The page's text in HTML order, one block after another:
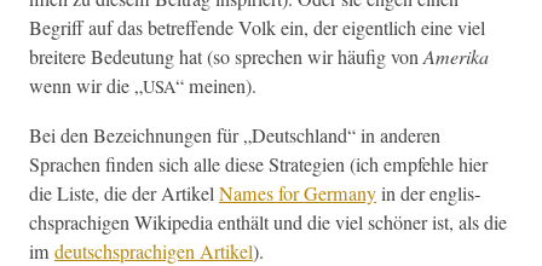
Begriff auf das betr­e­f­fende Volk ein, der eigentlich eine viel
bre­it­ere Bedeu­tung hat (so sprechen wir häu­fig vonAmeri­ka
wenn wir die „USA“ meinen).
Bei den Beze­ich­nun­gen für „Deutsch­land“ in anderen
Sprachen find­en sich alle diese Strate­gien (ich empfehle hier
die Liste, die der ArtikelNames for Ger­manyin der englis­
chsprachi­gen Wikipedia enthält und die viel schön­er ist, als die
im deutschsprachi­gen Artikel).